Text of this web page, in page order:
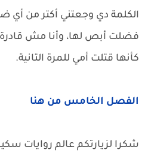
الكلمة دي وجعتني أكتر من أي
فضلت أبص لها، وأنا مش
كأنها قتلت أمي للمرة التانية.
الفصل الخامس من هنا
شكرا لزيارتكم عالم روايات